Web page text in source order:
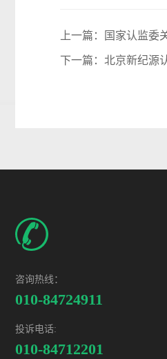
上一篇： 国家认监委
下一篇： 北京新纪源
咨询热线：
010-84724911
投诉电话:
010-84712201